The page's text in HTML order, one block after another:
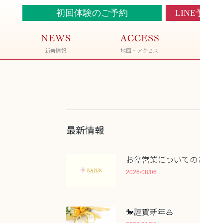
初回体験のご予約 LINE
新着情報 地図・アクセス
最新情報
お盆営業についての
2026/08/06
🐎謹賀新年🎍